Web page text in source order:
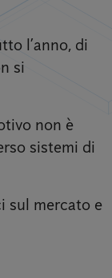
l’anno, di
si
non è
sistemi di
sul mercato e